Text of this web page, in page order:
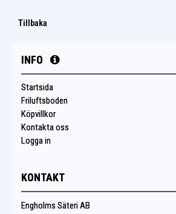
Tillbaka
INFO
Startsida
Friluftsboden
Köpvillkor
Kontakta oss
Logga in
KONTAKT
Engholms Säteri AB